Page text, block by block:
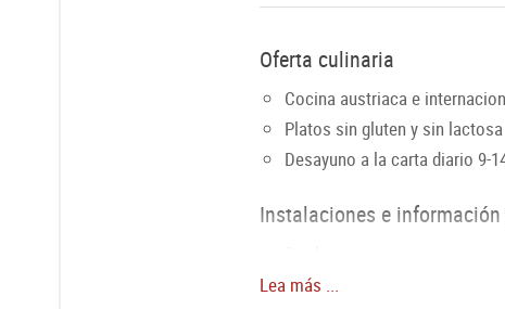
Oferta culinaria
Cocina austriaca e
Platos sin gluten y sin lactosa
Desayuno a la carta diario 9-
Instalaciones e
Asientos por sala:
Lea más ...